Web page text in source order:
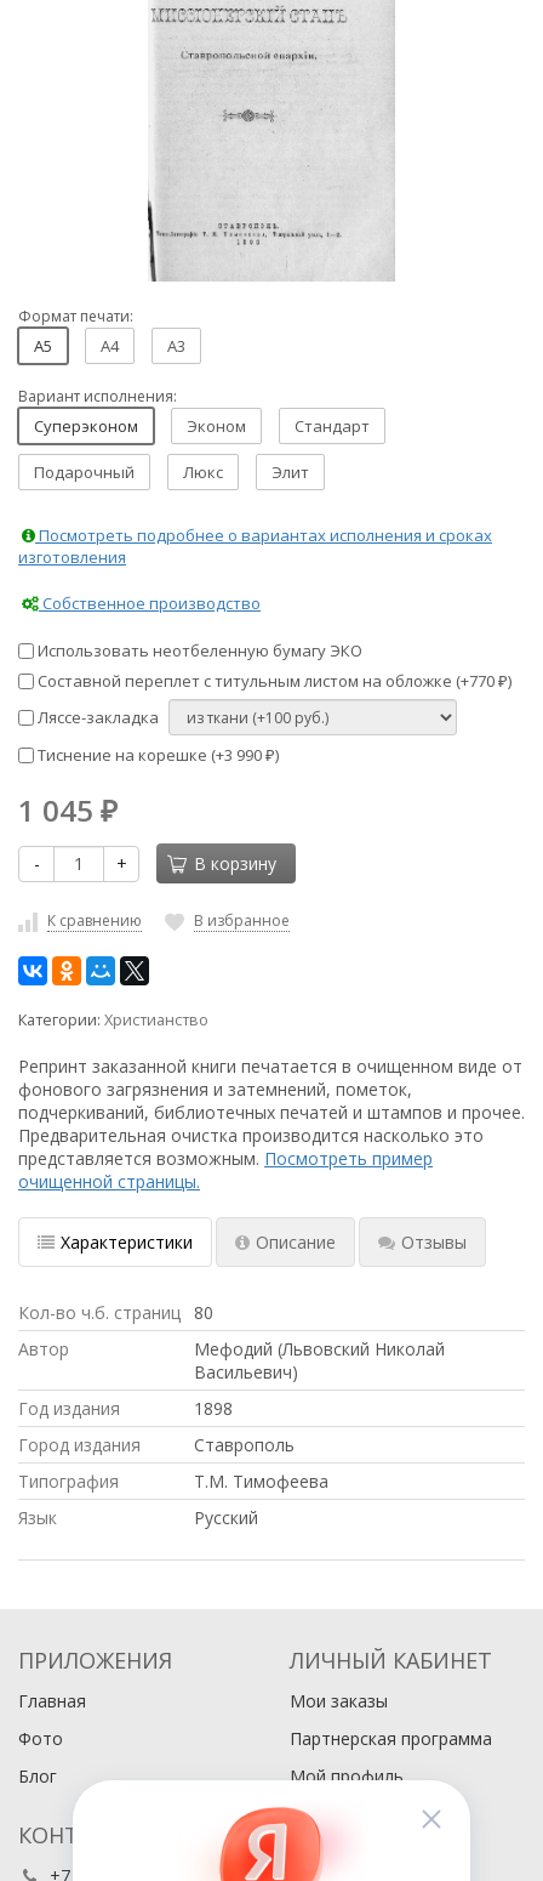
Формат печати:
A5 A4 A3
Вариант исполнения:
Суперэконом Эконом Стандарт
Подарочный Люкс Элит
Посмотреть подробнее о вариантах исполнения и сроках
изготовления
Собственное производство
Использовать неотбеленную бумагу ЭКО
Составной переплет с титульным листом на обложке (+770 ₽)
Ляссе-закладка
Тиснение на корешке (+3 990 ₽)
1 045 ₽
- + В корзину
К сравнению В избранное
Категории: Христианство
Репринт заказанной книги печатается в очищенном виде от
фонового загрязнения и затемнений, пометок,
подчеркиваний, библиотечных печатей и штампов и прочее.
Предварительная очистка производится насколько это
представляется возможным. Посмотреть пример
очищенной страницы.
Характеристики Описание Отзывы
Кол-во ч.б. страниц
80
Автор
Мефодий (Львовский Николай
Васильевич)
Год издания
1898
Город издания
Ставрополь
Типография
Т.М. Тимофеева
Язык
Русский
ПРИЛОЖЕНИЯ
Главная
Фото
Блог
ЛИЧНЫЙ КАБИНЕТ
Мои заказы
Партнерская программа
Мой профиль
КОНТАКТЫ
+7 (495) 486-80-76